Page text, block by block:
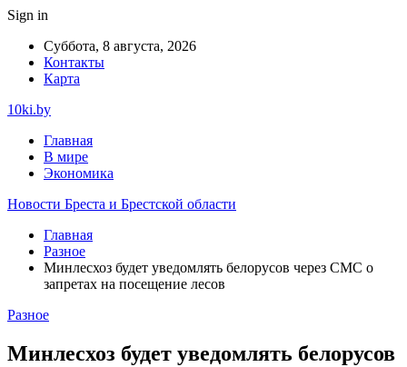
Sign in
Суббота, 8 августа, 2026
Контакты
Карта
10ki.by
Главная
В мире
Экономика
Новости Бреста и Брестской области
Главная
Разное
Минлесхоз будет уведомлять белорусов через СМС о
запретах на посещение лесов
Разное
Минлесхоз будет уведомлять белорусов